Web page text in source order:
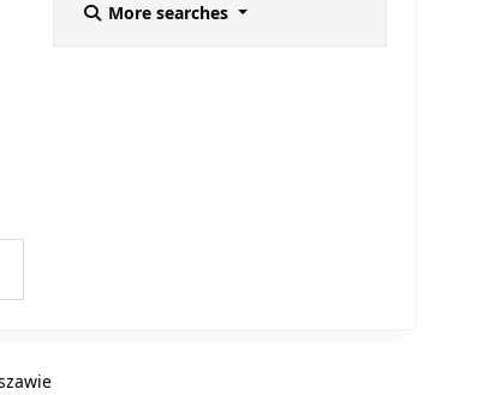
More searches